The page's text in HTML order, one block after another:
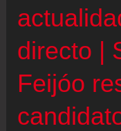
más
de
punto
y
directo |
Feijóo